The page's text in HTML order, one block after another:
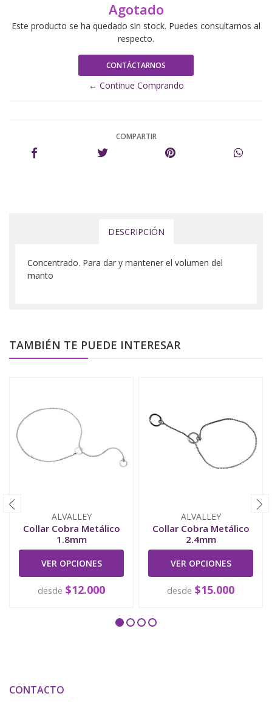
Agotado
Este producto se ha quedado sin stock. Puedes consultarnos al
respecto.
CONTÁCTARNOS
← Continue Comprando
COMPARTIR
DESCRIPCIÓN
Concentrado. Para dar y mantener el volumen del
manto
TAMBIÉN TE PUEDE INTERESAR
ALVALLEY
Collar Cobra Metálico
1.8mm
VER OPCIONES
desde $12.000
ALVALLEY
Collar Cobra Metálico
2.4mm
VER OPCIONES
desde $15.000
CONTACTO